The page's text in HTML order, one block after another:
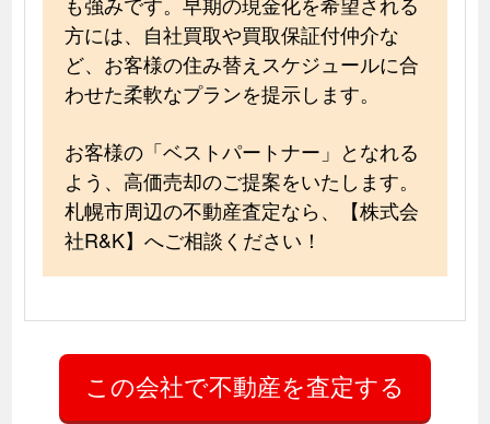
方には、自社買取や買取保証付仲介な
ど、お客様の住み替えスケジュールに合
わせた柔軟なプランを提示します。
お客様の「ベストパートナー」となれる
よう、高価売却のご提案をいたします。
札幌市周辺の不動産査定なら、【株式会
社R&K】へご相談ください！